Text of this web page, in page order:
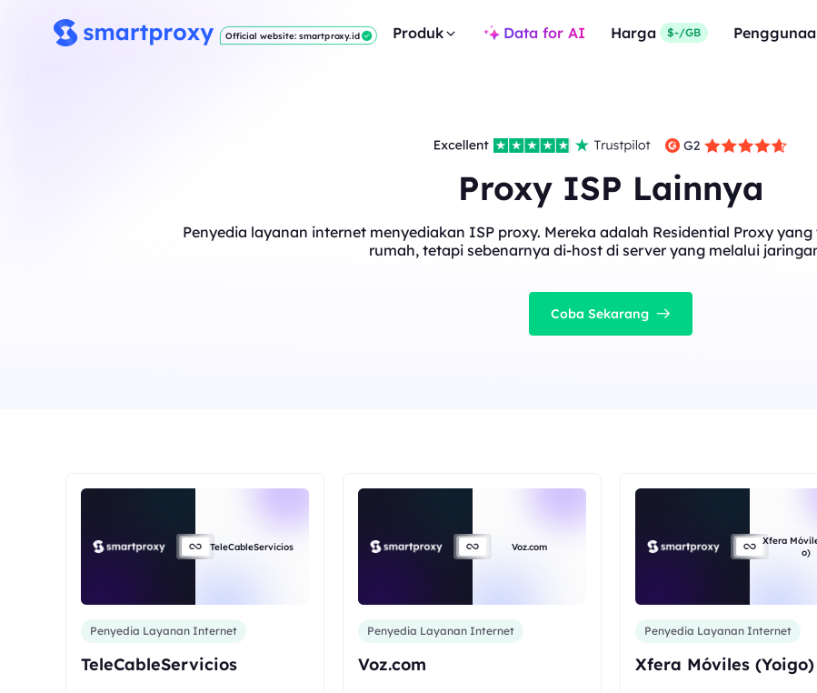
Official website: smartproxy.id Produk Data for AI Harga $-/GB
Proxy ISP Lainnya
Penyedia layanan internet menyediakan ISP proxy. Mereka adalah Residential Proxy
rumah, tetapi sebenarnya di-host di server yang melalui
Coba Sekarang
TeleCableServicios
Penyedia Layanan Internet
TeleCableServicios
Voz.com
Penyedia Layanan Internet
Voz.com
Xfera
o)
Penyedia Layanan Internet
Xfera Móviles (Yoigo)